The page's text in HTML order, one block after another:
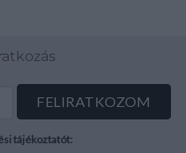
tájékoztatót: